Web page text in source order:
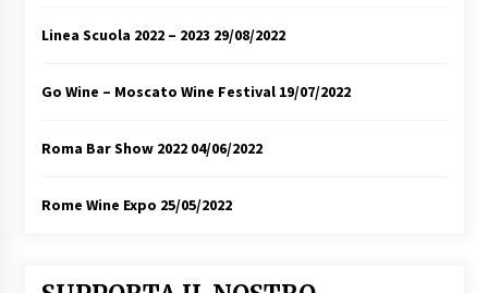
Linea Scuola 2022 – 2023 29/08/2022
Go Wine – Moscato Wine Festival 19/07/2022
Roma Bar Show 2022 04/06/2022
Rome Wine Expo 25/05/2022